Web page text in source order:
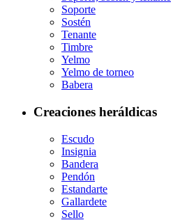
Soporte
Sostén
Tenante
Timbre
Yelmo
Yelmo de torneo
Babera
Creaciones heráldicas
Escudo
Insignia
Bandera
Pendón
Estandarte
Gallardete
Sello